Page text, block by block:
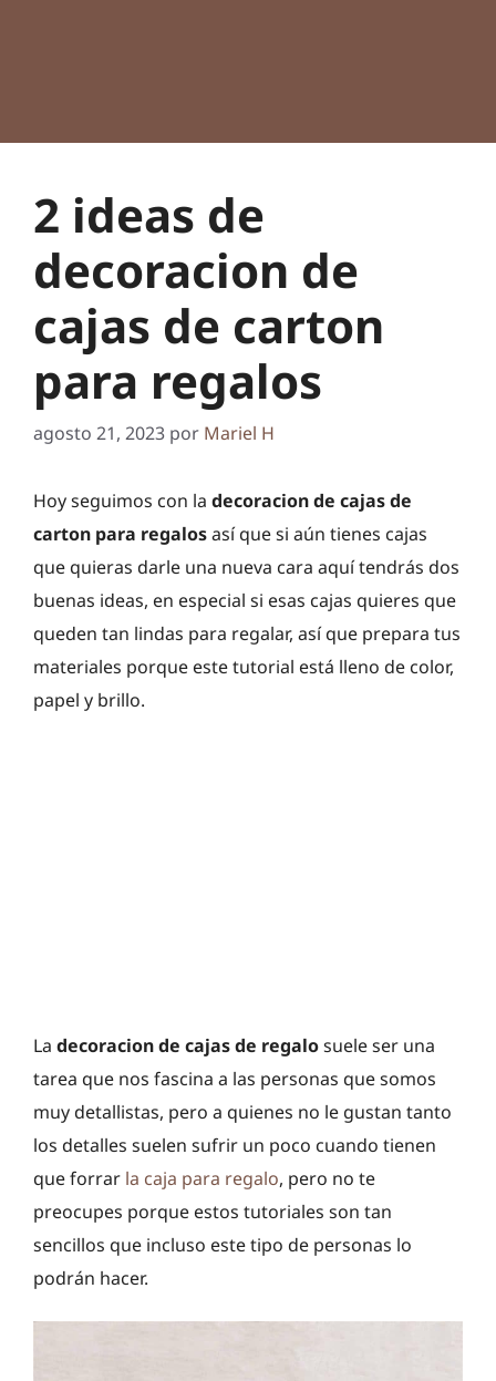
2 ideas de
decoracion de
cajas de carton
para regalos
agosto 21, 2023 por Mariel H
Hoy seguimos con la decoracion de cajas de
carton para regalosasí que si aún tienes cajas
que quieras darle una nueva cara aquí tendrás dos
buenas ideas, en especial si esas cajas quieres que
queden tan lindas para regalar, así que prepara tus
materiales porque este tutorial está lleno de color,
papel y brillo.
La decoracion de cajas de regalosuele ser una
tarea que nos fascina a las personas que somos
muy detallistas, pero a quienes no le gustan tanto
los detalles suelen sufrir un poco cuando tienen
que forrar la caja para regalo, pero no te
preocupes porque estos tutoriales son tan
sencillos que incluso este tipo de personas lo
podrán hacer.